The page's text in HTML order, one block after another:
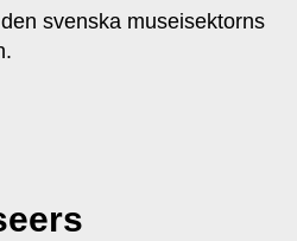
svenska museisektorns